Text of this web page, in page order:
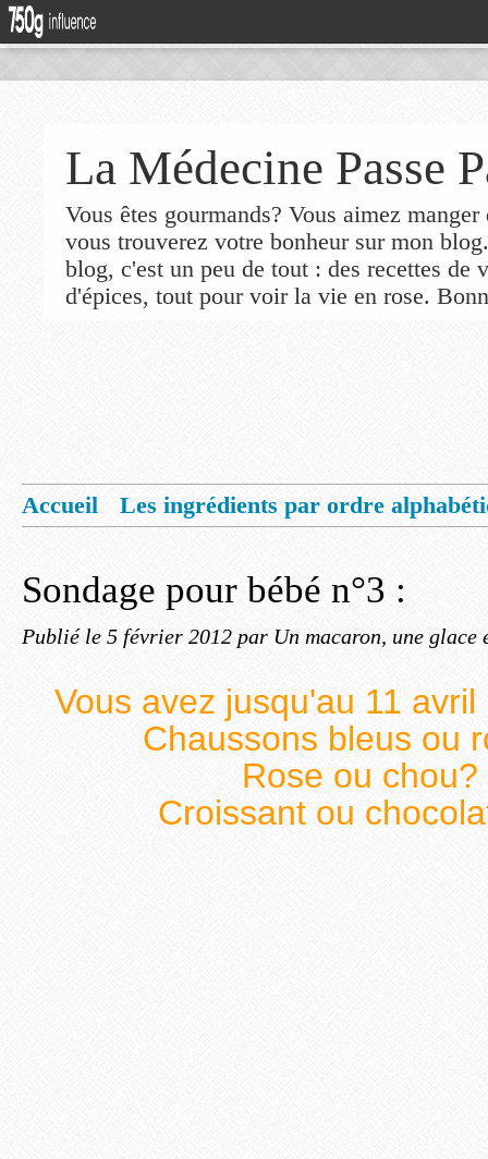
La Médecine Passe
Vous êtes gourmands? Vous aimez
vous trouverez votre bonheur sur mon
blog, c'est un peu de tout : des recettes de
d'épices, tout pour voir la vie en rose.
Accueil
Les ingrédients par ordre
Sondage pour bébé n°3 :
Publié le 5 février 2012 par Un macaron, une glace
Vous avez jusqu'au 11
Chaussons bleus ou
Rose ou chou?
Croissant ou